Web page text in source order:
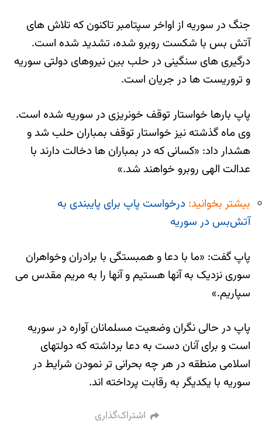
جنگ در سوریه از اواخر سپتامبر تاکنون که تلاش های
آتش بس با شکست روبرو شده، تشدید شده است.
درگیری های سنگینی در حلب بین نیروهای دولتی سوریه
و تروریست ها در جریان است.
پاپ بارها خواستار توقف خونریزی در سوریه شده است.
وی ماه گذشته نیز خواستار توقف بمباران حلب شد و
هشدار داد: «کسانی که در بمباران ها دخالت دارند با
عدالت الهی روبرو خواهند شد.»
بیشتر بخوانید: درخواست پاپ برای پایبندی به
آتش‌بس در سوریه
پاپ گفت: «ما با دعا و همبستگی با برادران وخواهران
سوری نزدیک به آنها هستیم و آنها را به مریم مقدس می
سپاریم.»
پاپ در حالی نگران وضعیت مسلمانان آواره در سوریه
است و برای آنان دست به دعا برداشته که دولتهای
اسلامی منطقه در هر چه بحرانی تر نمودن شرایط در
سوریه با یکدیگر به رقابت پرداخته اند.
اشتراک‌گذاری